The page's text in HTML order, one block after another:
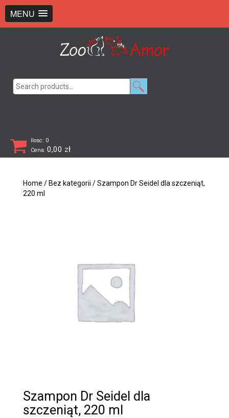
MENU
Ilosc: 0
Cena: 0,00 zł
Home / Bez kategorii / Szampon Dr Seidel dla szczeniąt,
220 ml
Szampon Dr Seidel dla
szczeniąt, 220 ml